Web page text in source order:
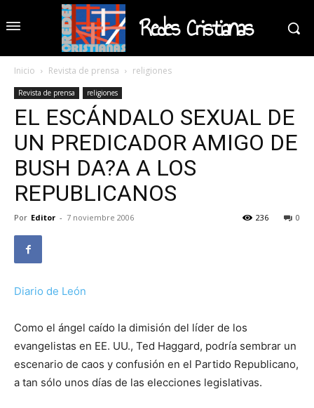
Redes Cristianas
Inicio Revista de prensa religiones
Revista de prensa religiones
EL ESCÁNDALO SEXUAL DE
UN PREDICADOR AMIGO DE
BUSH DA?A A LOS
REPUBLICANOS
Por Editor - 7 noviembre 2006 0
236
Diario de León
Como el ángel caído la dimisión del líder de los
evangelistas en EE. UU., Ted Haggard, podría sembrar un
escenario de caos y confusión en el Partido Republicano,
a tan sólo unos días de las elecciones legislativas.